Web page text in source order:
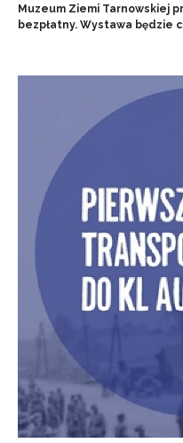
Muzeum Ziemi Tarnowskiej
bezpłatny. Wystawa będzie